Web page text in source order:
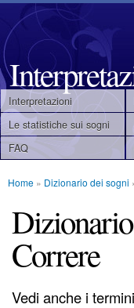
al
M
e
n
u
p
Interpretazioni
Le statistiche sui sogni
FAQ
Tu
sei
qui
Home » Dizionario dei sogni
Correre
Vedi anche i